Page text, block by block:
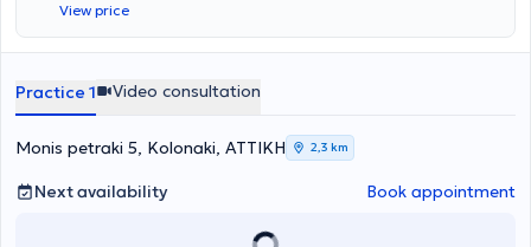
View price
Practice 1 Video consultation
Monis petraki 5, Kolonaki, ΑΤΤΙΚΗ 2,3 km
Next availability Book appointment